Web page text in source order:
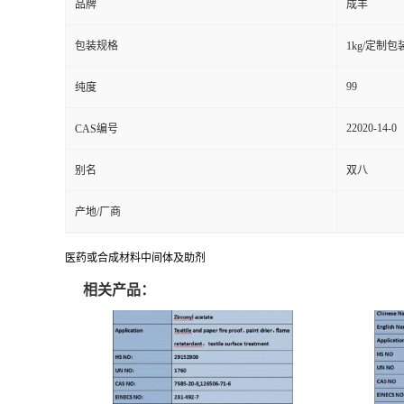
品牌 成丰
包装规格 1kg/定制包
纯度 99
CAS编号 22020-14-0
别名 双八
产地/厂商
医药或合成材料中间体及助剂
相关产品：